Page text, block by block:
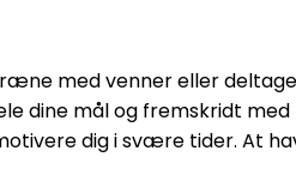
med venner eller
dine mål og fremskridt
dig i svære tider. At